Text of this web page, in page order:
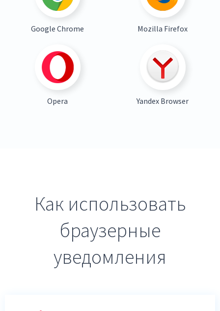
Google Chrome Mozilla Firefox
Opera Yandex Browser
Как использовать
браузерные
уведомления